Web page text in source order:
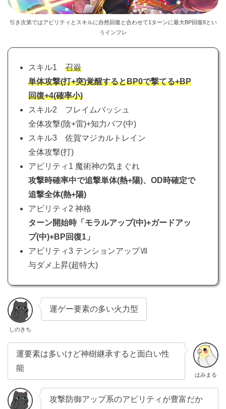
引き次第ではアビリティとスキルに自然回復と合わせて1ターンに最大BP回復8とい
うインフレ
スキル1 召巌
単体攻撃(打+突)覚醒するとBP0で撃てる+BP
回復+4(確率小)
スキル2 フレイムバッシュ
全体攻撃(陰+雷)+知力バフ(中)
スキル3 佐賀マジカルトレイン
全体攻撃(打)
アビリティ1 魔術神の気まぐれ
攻撃時確率中で追撃単体(熱+陽)、OD時確定で
追撃全体(熱+陽)
アビリティ2 神格
ターン開始時「モラルアップ(中)+ガードアッ
プ(中)+BP回復1」
アビリティ3 テンションアップⅦ
与ダメ上昇(超特大)
しのきち
運ゲー要素の多い火力型
はみまる
運要素は多いけど神樹継承すると面白い性
能
攻撃防御アップ系のアビリティが豊富だか